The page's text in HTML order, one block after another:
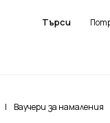
Търси
| Ваучери за намаления